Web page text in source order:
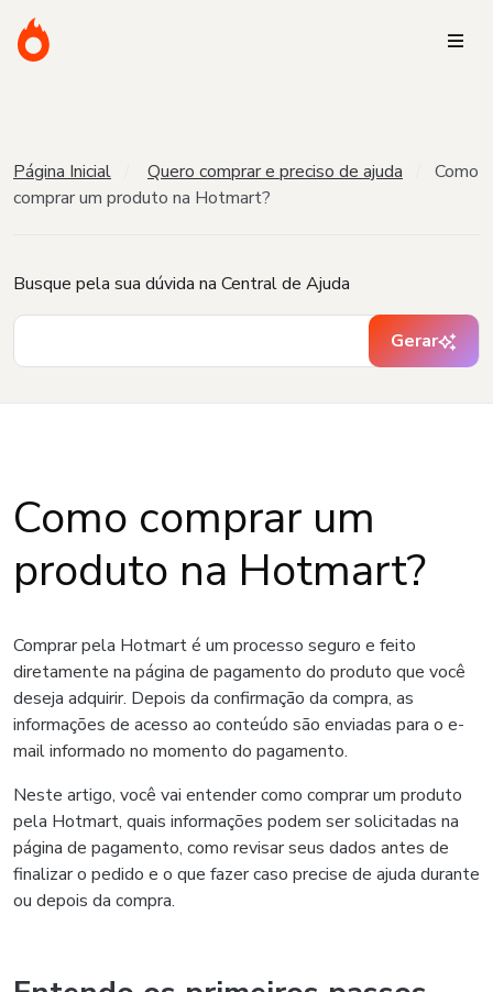
Página Inicial Quero comprar e preciso de ajuda
Como
comprar um produto na Hotmart?
Busque pela sua dúvida na Central de Ajuda
Gerar
Como comprar um
produto na Hotmart?
Comprar pela Hotmart é um processo seguro e feito
diretamente na página de pagamento do produto que você
deseja adquirir. Depois da confirmação da compra, as
informações de acesso ao conteúdo são enviadas para o e-
mail informado no momento do pagamento.
Neste artigo, você vai entender como comprar um produto
pela Hotmart, quais informações podem ser solicitadas na
página de pagamento, como revisar seus dados antes de
finalizar o pedido e o que fazer caso precise de ajuda durante
ou depois da compra.